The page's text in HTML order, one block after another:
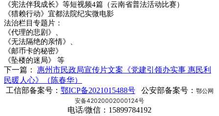
《宪法伴我成长》等短视频4篇（云南省普法活动比赛）
《猎赖行动》宜都法院纪实微电影
法治栏目专题片：
《代理的悲剧》、
《无法隔绝的亲情》、
《邮币卡的秘密》
《坠楼的迷局》 等
下一篇：
惠州市民政局宣传片文案《党建引领办实事 惠民利
民暖人心》（陈春华）
工信部备案号： 鄂ICP备2021015488号公安部备案号： 鄂公网
安备42020002000124号
电话/微信：15899784192